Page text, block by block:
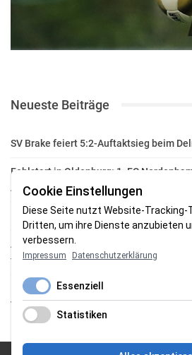
Neueste Beiträge
SV Brake feiert 5:2-Auftaktsieg beim
Fehlstart in Oldenburg: 1. FC
Auftakt
Fußball in der Wesermarsch: Die Bilder
Aufstieg geschafft: HSG-Unterweser-C-
für die Oberliga
HSG Unterweser startet mit neuem
Vorbereitung
Cookie Einstellungen
Diese Seite nutzt Website-Tracking-
Dritten, um ihre Dienste anzubieten
verbessern.
Impressum Datenschutzerklärung
Essenziell
Statistiken